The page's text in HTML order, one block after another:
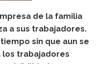
de la familia
a sus trabajadores.
sin que aun se
los trabajadores